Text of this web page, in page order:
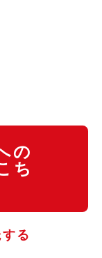
の
ち
る